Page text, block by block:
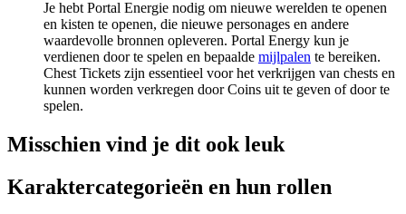
Je hebt Portal Energie nodig om nieuwe werelden te openen
en kisten te openen, die nieuwe personages en andere
waardevolle bronnen opleveren. Portal Energy kun je
verdienen door te spelen en bepaalde mijlpalen te bereiken.
Chest Tickets zijn essentieel voor het verkrijgen van chests en
kunnen worden verkregen door Coins uit te geven of door te
spelen.
Misschien vind je dit ook leuk
Karaktercategorieën en hun rollen